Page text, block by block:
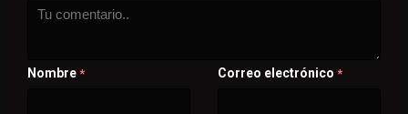
Nombre * Correo electrónico *